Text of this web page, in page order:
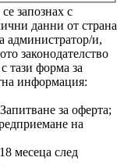
запознах с
данни от страна
администратор/и,
законодателство
тази форма за
информация:
за оферта;
на
месеца след